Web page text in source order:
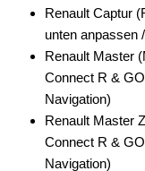
Renault Captur
unten anpassen
Renault Master
Connect R &
Navigation)
Renault Master
Connect R &
Navigation)